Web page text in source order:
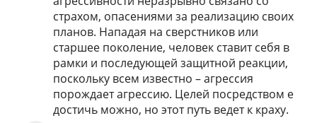
страхом, опасениями за реализацию своих
планов. Нападая на сверстников или
старшее поколение, человек ставит себя в
рамки и последующей защитной реакции,
поскольку всем известно – агрессия
порождает агрессию. Целей посредством е
достичь можно, но этот путь ведет к краху.